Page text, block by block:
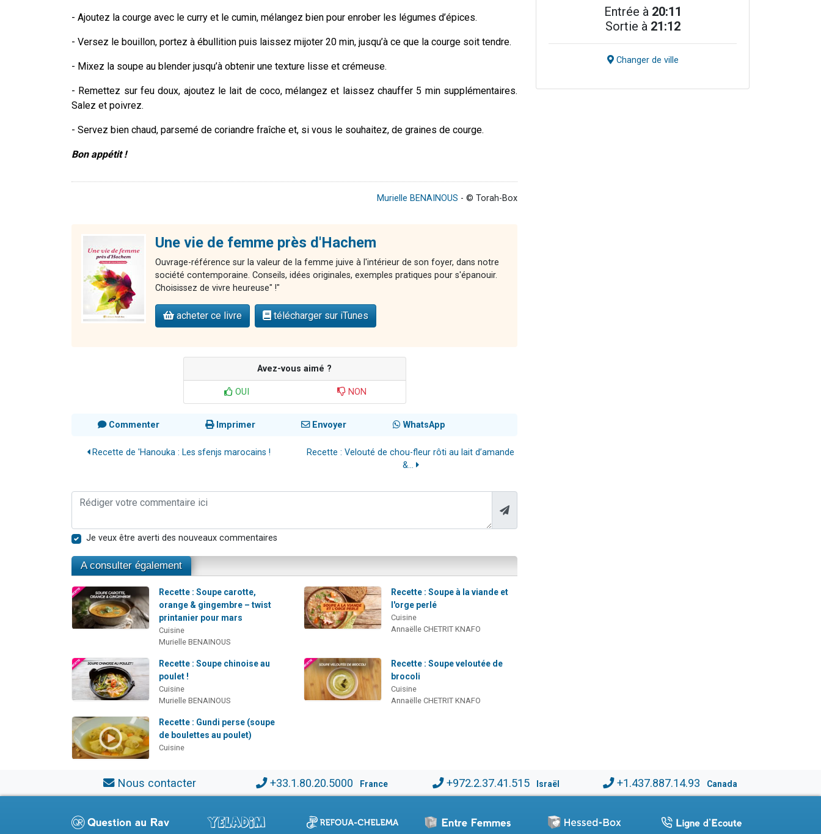
- Ajoutez la courge avec le curry et le cumin, mélangez bien pour enrober les légumes d’épices.
- Versez le bouillon, portez à ébullition puis laissez mijoter 20 min, jusqu’à ce que la courge soit tendre.
- Mixez la soupe au blender jusqu’à obtenir une texture lisse et crémeuse.
- Remettez sur feu doux, ajoutez le lait de coco, mélangez et laissez chauffer 5 min supplémentaires.
Salez et poivrez.
- Servez bien chaud, parsemé de coriandre fraîche et, si vous le souhaitez, de graines de courge.
Bon appétit !
Murielle BENAINOUS - © Torah-Box
Une vie de femme près d'Hachem
Ouvrage-référence sur la valeur de la femme juive à l'intérieur de son foyer, dans notre
société contemporaine. Conseils, idées originales, exemples pratiques pour s'épanouir.
Choisissez de vivre heureuse" !"
acheter ce livre télécharger sur iTunes
Avez-vous aimé ?
OUI NON
Commenter Imprimer Envoyer WhatsApp
Recette de 'Hanouka : Les sfenjs marocains !
Recette : Velouté de chou-fleur rôti au lait d’amande
&...
Je veux être averti des nouveaux commentaires
A consulter également
Recette : Soupe carotte,
orange & gingembre – twist
printanier pour mars
Cuisine
Murielle BENAINOUS
Recette : Soupe à la viande et
l'orge perlé
Cuisine
Annaëlle CHETRIT KNAFO
Recette : Soupe chinoise au
poulet !
Cuisine
Murielle BENAINOUS
Recette : Soupe veloutée de
brocoli
Cuisine
Annaëlle CHETRIT KNAFO
Recette : Gundi perse (soupe
de boulettes au poulet)
Cuisine
Entrée à 20:11
Sortie à 21:12
Changer de ville
Nous contacter +33.1.80.20.5000 France +972.2.37.41.515 Israël +1.437.887.14.93 Canada